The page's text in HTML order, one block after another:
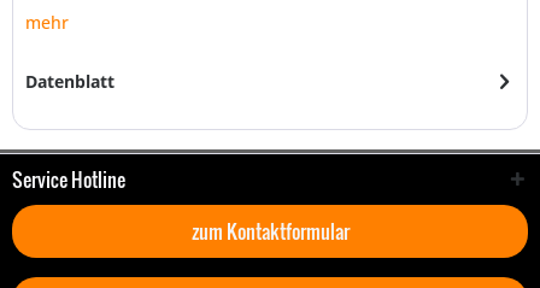
mehr
Datenblatt
Service Hotline
zum Kontaktformular